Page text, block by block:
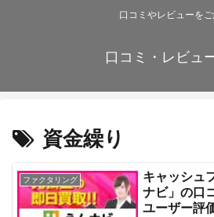
口コミやレビューを
口コミ・レビュ
資金繰り
ファクタリング
キャッシュ
ナビ」の口
ユーザー評